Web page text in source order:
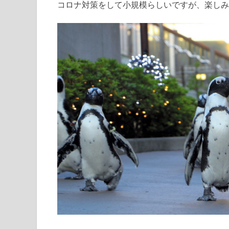
コロナ対策をして小規模らしいですが、楽し